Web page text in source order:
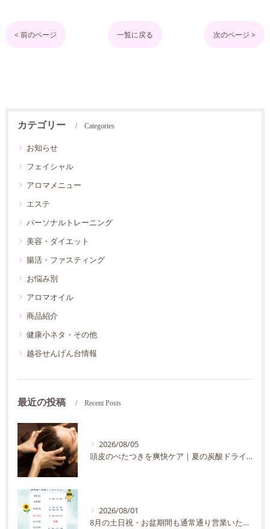
< 前のページ 一覧に戻る 次のページ >
カテゴリー Categories
お知らせ
フェイシャル
アロマメニュー
エステ
パーソナルトレーニング
美容・ダイエット
腸活・ファスティング
お悩み別
アロマオイル
商品紹介
健康小ネタ・その他
越谷せんげん台情報
最近の投稿 Recent Posts
2026/08/05
頭皮のべたつきを爽快ケア｜夏の炭酸ドライヘッドスパ完全ガイド
2026/08/01
8月の土日祝・お盆期間も通常通り営業いたします